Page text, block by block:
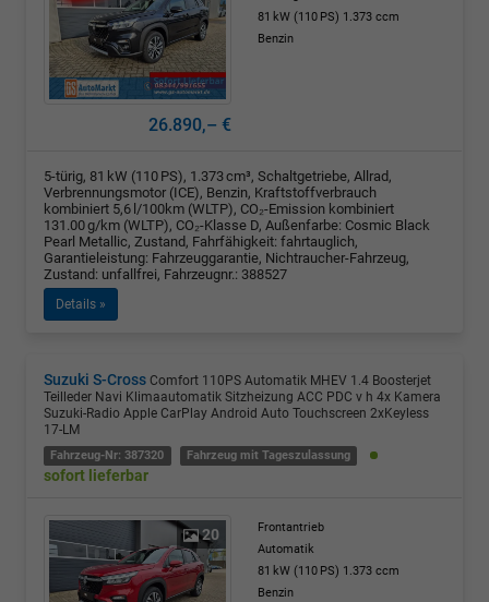
81 kW (110 PS) 1.373 ccm
Benzin
26.890,– €
5-türig, 81 kW (110 PS), 1.373 cm³, Schaltgetriebe, Allrad,
Verbrennungsmotor (ICE), Benzin, Kraftstoffverbrauch
kombiniert 5,6 l/100km (WLTP), CO₂-Emission kombiniert
131.00 g/km (WLTP), CO₂-Klasse D, Außenfarbe: Cosmic Black
Pearl Metallic, Zustand, Fahrfähigkeit: fahrtauglich,
Garantieleistung: Fahrzeuggarantie, Nichtraucher-Fahrzeug,
Zustand: unfallfrei, Fahrzeugnr.: 388527
Details »
Suzuki S-Cross Comfort 110PS Automatik MHEV 1.4 Boosterjet
Teilleder Navi Klimaautomatik Sitzheizung ACC PDC v h 4x Kamera
Suzuki-Radio Apple CarPlay Android Auto Touchscreen 2xKeyless
17-LM
Fahrzeug-Nr: 387320 Fahrzeug mit Tageszulassung
sofort lieferbar
20
Frontantrieb
Automatik
81 kW (110 PS) 1.373 ccm
Benzin